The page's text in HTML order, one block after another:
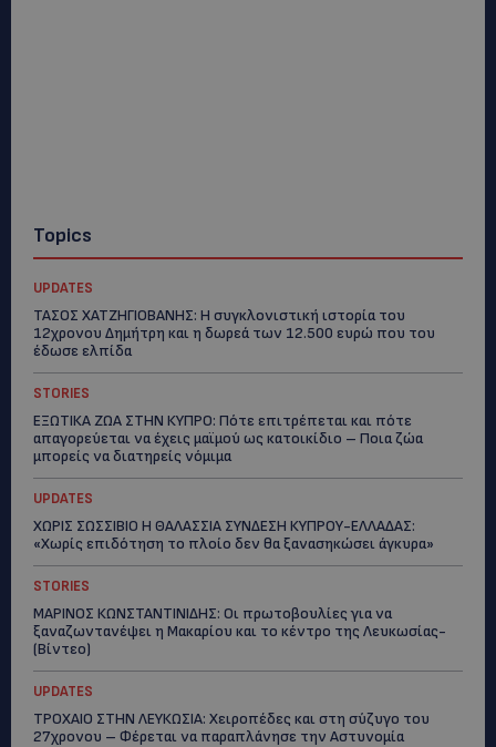
Topics
UPDATES
ΤΑΣΟΣ ΧΑΤΖΗΓΙΟΒΑΝΗΣ: Η συγκλονιστική ιστορία του
12χρονου Δημήτρη και η δωρεά των 12.500 ευρώ που του
έδωσε ελπίδα
STORIES
ΕΞΩΤΙΚΑ ΖΩΑ ΣΤΗΝ ΚΥΠΡΟ: Πότε επιτρέπεται και πότε
απαγορεύεται να έχεις μαϊμού ως κατοικίδιο – Ποια ζώα
μπορείς να διατηρείς νόμιμα
UPDATES
ΧΩΡΙΣ ΣΩΣΣΙΒΙΟ Η ΘΑΛΑΣΣΙΑ ΣΥΝΔΕΣΗ ΚΥΠΡΟΥ-ΕΛΛΑΔΑΣ:
«Χωρίς επιδότηση το πλοίο δεν θα ξανασηκώσει άγκυρα»
STORIES
ΜΑΡΙΝΟΣ ΚΩΝΣΤΑΝΤΙΝΙΔΗΣ: Οι πρωτοβουλίες για να
ξαναζωντανέψει η Μακαρίου και το κέντρο της Λευκωσίας-
(Βίντεο)
UPDATES
ΤΡΟΧΑΙΟ ΣΤΗΝ ΛΕΥΚΩΣΙΑ: Χειροπέδες και στη σύζυγο του
27χρονου – Φέρεται να παραπλάνησε την Αστυνομία